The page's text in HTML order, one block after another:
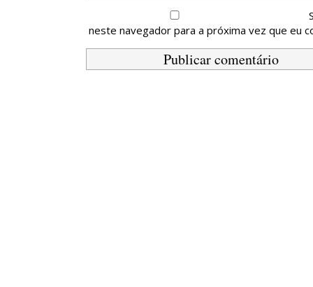
neste navegador para a próxima vez que eu